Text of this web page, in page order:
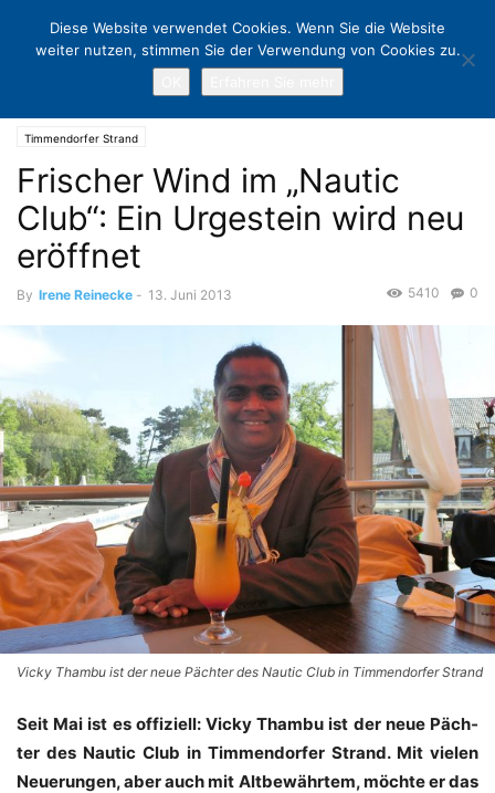
Timmendorfer Strand
Frischer Wind im „Nautic
Club“: Ein Urgestein wird neu
eröffnet
By Irene Reinecke - 13. Juni 2013 0
5410
Vicky Thambu ist der neue Pächter des Nautic Club in Timmendorfer Strand
Seit Mai ist es offi­zi­ell: Vicky Tham­bu ist der neue Päch­
ter des Nau­tic Club in Tim­men­dor­fer Strand. Mit vie­len
Neue­run­gen, aber auch mit Alt­be­währ­tem, möch­te er das
Diese Website verwendet Cookies. Wenn Sie die Website
weiter nutzen, stimmen Sie der Verwendung von Cookies zu.